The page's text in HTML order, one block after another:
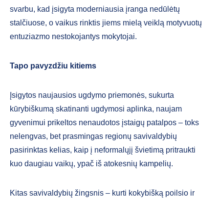
svarbu, kad įsigyta moderniausia įranga nedūlėtų
stalčiuose, o vaikus rinktis jiems mielą veiklą motyvuotų
entuziazmo nestokojantys mokytojai.
Tapo pavyzdžiu kitiems
Įsigytos naujausios ugdymo priemonės, sukurta
kūrybiškumą skatinanti ugdymosi aplinka, naujam
gyvenimui prikeltos nenaudotos įstaigų patalpos – toks
nelengvas, bet prasmingas regionų savivaldybių
pasirinktas kelias, kaip į neformalųjį švietimą pritraukti
kuo daugiau vaikų, ypač iš atokesnių kampelių.
Kitas savivaldybių žingsnis – kurti kokybišką poilsio ir